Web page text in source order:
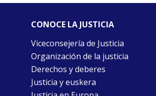
CONOCE LA JUSTICIA
Viceconsejería de Justicia
Organización de la justicia
Derechos y deberes
Justicia y euskera